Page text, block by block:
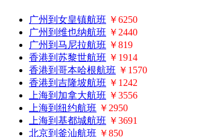
广州到女皇镇航班 ￥6250
广州到维也纳航班 ￥2440
广州到马尼拉航班 ￥819
香港到苏黎世航班 ￥1914
香港到哥本哈根航班 ￥1570
香港到吉隆坡航班 ￥1242
上海到加拿大航班 ￥3556
上海到纽约航班 ￥2950
上海到基都城航班 ￥3691
北京到釜汕航班 ￥850